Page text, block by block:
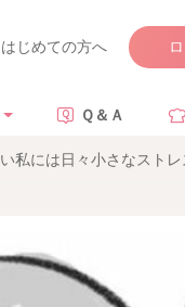
はじめての方へ
Ｑ＆Ａ
い私には日々小さなス